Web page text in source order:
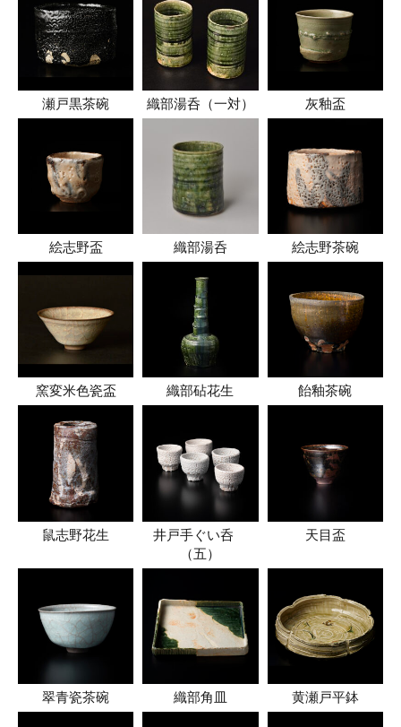
瀬戸黒茶碗 織部湯呑（一対） 灰釉盃
絵志野盃 織部湯呑 絵志野茶碗
窯変米色瓷盃 織部砧花生 飴釉茶碗
鼠志野花生
井戸手ぐい呑
（五）
天目盃
翠青瓷茶碗 織部角皿 黄瀬戸平鉢